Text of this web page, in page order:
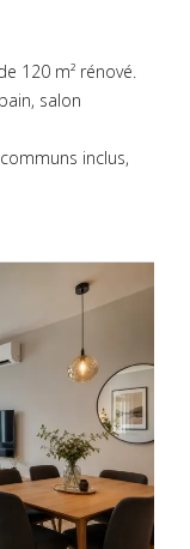
120 m² rénové.
salon
inclus,